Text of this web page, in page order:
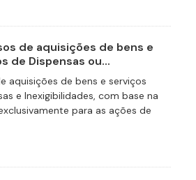
de aquisições de bens e
de Dispensas ou...
aquisições de bens e serviços
e Inexigibilidades, com base na
para as ações de